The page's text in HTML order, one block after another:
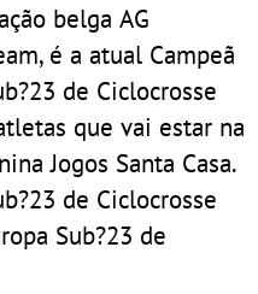
belga AG
é a atual Campeã
de Ciclocrosse
que vai estar na
Jogos Santa Casa.
de Ciclocrosse
Sub?23 de